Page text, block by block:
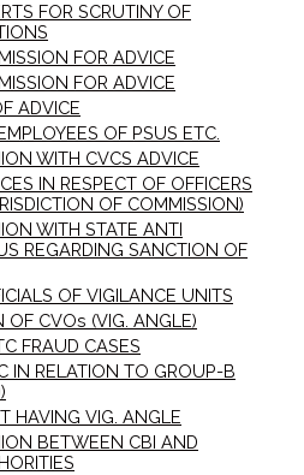
FOR SCRUTINY OF
FOR ADVICE
FOR ADVICE
ADVICE
OF PSUS ETC.
WITH CVCS ADVICE
IN RESPECT OF OFFICERS
OF COMMISSION)
WITH STATE ANTI
REGARDING SANCTION OF
OF VIGILANCE UNITS
OF CVOs (VIG. ANGLE)
FRAUD CASES
IN RELATION TO GROUP-B
HAVING VIG. ANGLE
BETWEEN CBI AND